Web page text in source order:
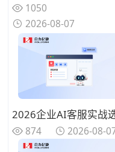
1050
2026-08-07
874 2026-08-